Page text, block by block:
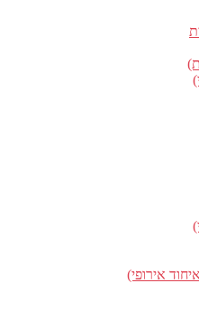
אירופי)